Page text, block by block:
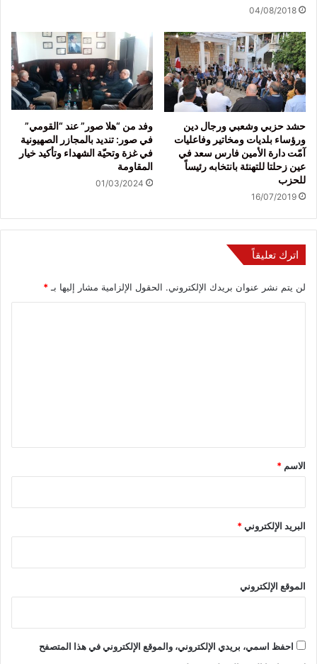
04/08/2018
حشد حزبي وشعبي ورجال دين
ورؤساء بلديات ومخاتير وفاعليات
آمّت دارة الأمين فارس سعد في
عين زحلتا للتهنئة بانتخابه رئيساً
للحزب
16/07/2019
وفد من “هلا صور” عند “القومي”
في صور: تنديد بالمجازر الصهيونية
في غزة وتحيّة الشهداء وتأكيد خيار
المقاومة
01/03/2024
اترك تعليقاً
لن يتم نشر عنوان بريدك الإلكتروني. الحقول الإلزامية مشار إليها بـ *
*
الاسم *
البريد الإلكتروني*
الموقع الإلكتروني
احفظ اسمي، بريدي الإلكتروني، والموقع الإلكتروني في هذا المتصفح